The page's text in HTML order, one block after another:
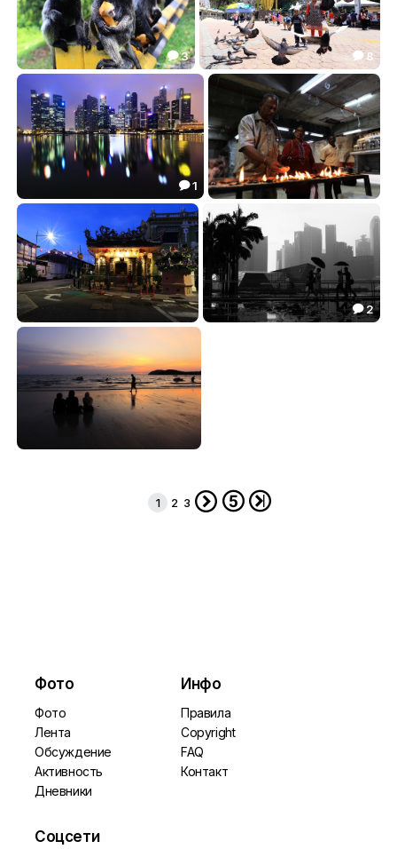
Банда
 28.23
 3
***
18.82
 8
***
38.88
 1
Бату
8.86
Пенанг
 2
1 2 3   
Фото
Фото
Лента
Обсуждение
Активность
Дневники
Инфо
Правила
Copyright
FAQ
Контакт
Соцсети